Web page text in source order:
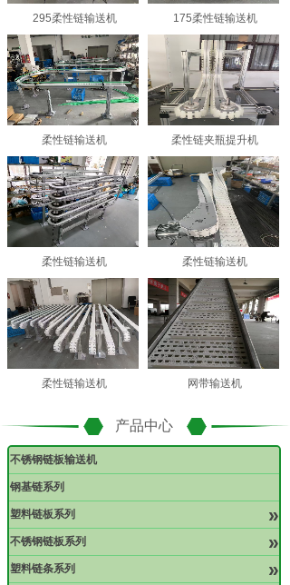
295柔性链输送机 175柔性链输送机
柔性链输送机 柔性链夹瓶提升机
柔性链输送机 柔性链输送机
柔性链输送机 网带输送机
产品中心
不锈钢链板输送机
钢基链系列
塑料链板系列 »
不锈钢链板系列 »
塑料链条系列 »